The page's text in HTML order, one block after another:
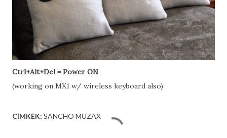
Ctrl+Alt+Del = Power ON
(working on MX1 w/ wireless keyboard also)
CÍMKÉK: SANCHO MUZAX